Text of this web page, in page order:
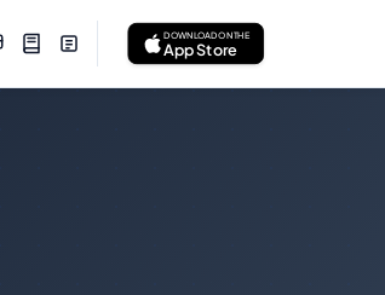
DOWNLOAD ON THE
App Store